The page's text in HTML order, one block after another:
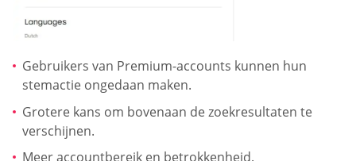
Gebruikers van Premium-accounts kunnen hun
stemactie ongedaan maken.
Grotere kans om bovenaan de zoekresultaten te
verschijnen.
Meer accountbereik en betrokkenheid.